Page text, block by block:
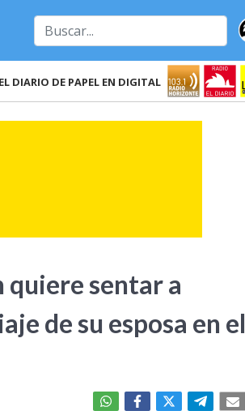
EL DIARIO DE PAPEL EN DIGITAL
quiere sentar a
de su esposa en el